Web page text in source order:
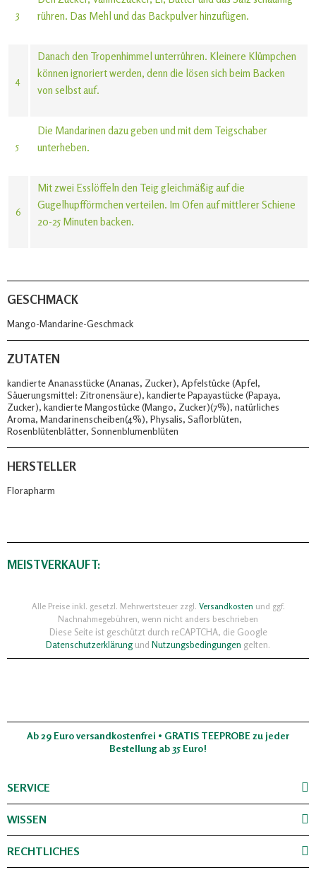
3
rühren. Das Mehl und das Backpulver hinzufügen.
4
Danach den Tropenhimmel unterrühren. Kleinere Klümpchen
können ignoriert werden, denn die lösen sich beim Backen
von selbst auf.
5
Die Mandarinen dazu geben und mit dem Teigschaber
unterheben.
6
Mit zwei Esslöffeln den Teig gleichmäßig auf die
Gugelhupfförmchen verteilen. Im Ofen auf mittlerer Schiene
20-25 Minuten backen.
GESCHMACK
Mango-Mandarine-Geschmack
ZUTATEN
kandierte Ananasstücke (Ananas, Zucker), Apfelstücke (Apfel,
Säuerungsmittel: Zitronensäure), kandierte Papayastücke (Papaya,
Zucker), kandierte Mangostücke (Mango, Zucker)(7%), natürliches
Aroma, Mandarinenscheiben(4%), Physalis, Saflorblüten,
Rosenblütenblätter, Sonnenblumenblüten
HERSTELLER
Florapharm
MEISTVERKAUFT:
Alle Preise inkl. gesetzl. Mehrwertsteuer zzgl. Versandkosten und ggf.
Nachnahmegebühren, wenn nicht anders beschrieben
Diese Seite ist geschützt durch reCAPTCHA, die Google
Datenschutzerklärungund Nutzungsbedingungen gelten.
Ab 29 Euro versandkostenfrei • GRATIS TEEPROBE zu jeder
Bestellung ab 35 Euro!
SERVICE
WISSEN
RECHTLICHES